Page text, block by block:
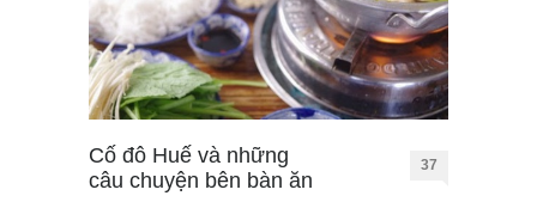
Cố đô Huế và những
câu chuyện bên bàn ăn
37